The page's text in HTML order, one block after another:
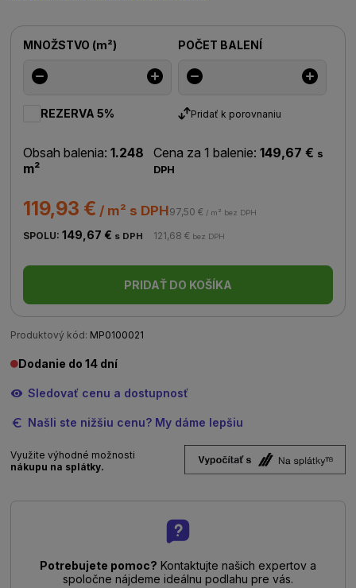
MNOŽSTVO (m²) POČET BALENÍ
REZERVA 5% Pridať k porovnaniu
Obsah balenia: 1.248
m²
Cena za 1 balenie: 149,67 € s
DPH
119,93 € / m² s DPH97,50 € / m² bez DPH
SPOLU:149,67 € s DPH 121,68 € bez DPH
PRIDAŤ DO KOŠÍKA
Produktový kód: MP0100021
Dodanie do 14 dní
Sledovať cenu a dostupnosť
Našli ste nižšiu cenu? My dáme lepšiu
Využite výhodné možnosti
nákupu na splátky.
Potrebujete pomoc? Kontaktujte našich expertov a
spoločne nájdeme ideálnu podlahu pre vás.